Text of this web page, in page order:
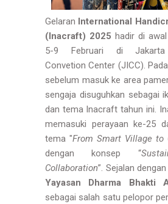
Gelaran International
(Inacraft) 2025 hadir di
5-9 Februari di Jakarta
Convetion Center (JICC).
sebelum masuk ke area
sengaja disuguhkan sebagai
dan tema Inacraft tahun ini.
memasuki perayaan ke-25
tema "From Smart Village to
dengan konsep “
Collaboration”. Sejalan
Yayasan Dharma Bhakti
sebagai salah satu pelopor